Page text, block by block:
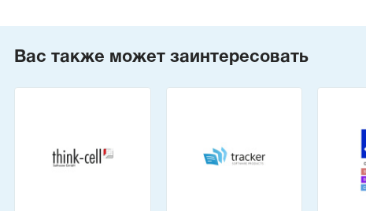
Вас также может заинтересовать